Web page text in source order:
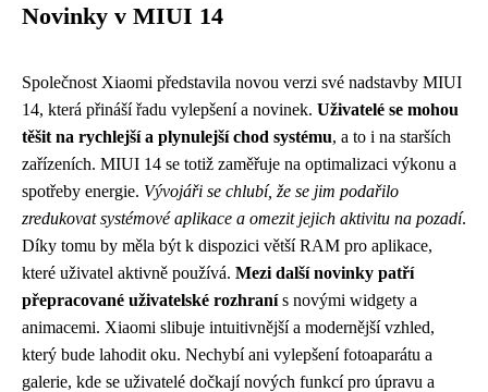
Novinky v MIUI 14
Společnost Xiaomi představila novou verzi své nadstavby MIUI
14, která přináší řadu vylepšení a novinek. Uživatelé se mohou
těšit na rychlejší a plynulejší chod systému, a to i na starších
zařízeních. MIUI 14 se totiž zaměřuje na optimalizaci výkonu a
spotřeby energie. Vývojáři se chlubí, že se jim podařilo
zredukovat systémové aplikace a omezit jejich aktivitu na pozadí.
Díky tomu by měla být k dispozici větší RAM pro aplikace,
které uživatel aktivně používá. Mezi další novinky patří
přepracované uživatelské rozhranís novými widgety a
animacemi. Xiaomi slibuje intuitivnější a modernější vzhled,
který bude lahodit oku. Nechybí ani vylepšení fotoaparátu a
galerie, kde se uživatelé dočkají nových funkcí pro úpravu a